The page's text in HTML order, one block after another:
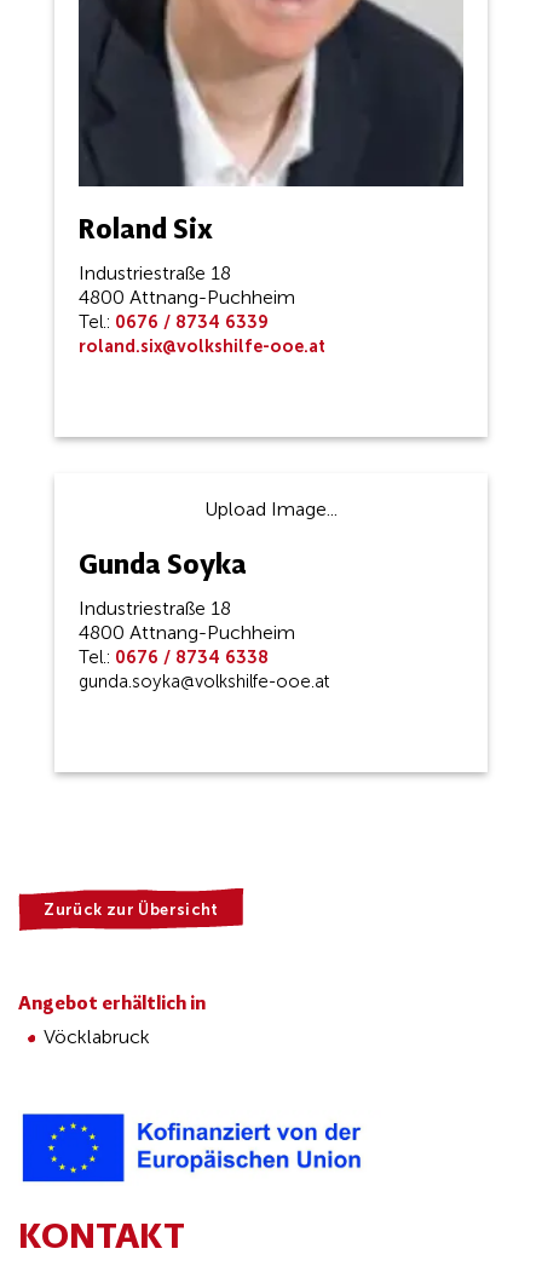
Roland Six
Industriestraße 18
4800 Attnang-Puchheim
Tel.: 0676 / 8734 6339
roland.six@volkshilfe-ooe.at
Upload Image...
Gunda Soyka
Industriestraße 18
4800 Attnang-Puchheim
Tel.: 0676 / 8734 6338
gunda.soyka@volkshilfe-ooe.at
Zurück zur Übersicht
Angebot erhältlich in
Vöcklabruck
KONTAKT